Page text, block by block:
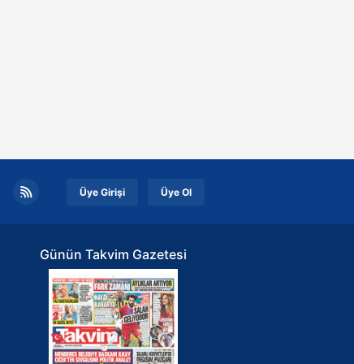
Üye Girişi Üye Ol
Günün Takvim Gazetesi